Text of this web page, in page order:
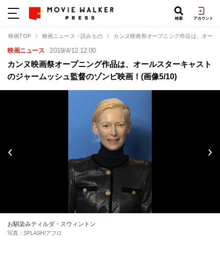
検索 アカウント
映画TOP 映画ニュース・読みもの カンヌ映画祭オープニング作品は、オー
映画ニュース 2019/4/12 12:00
カンヌ映画祭オープニング作品は、オールスターキャスト
のジャームッシュ監督のゾンビ映画！(画像5/10)
お馴染みティルダ・スウィントン
写真：SPLASH/アフロ